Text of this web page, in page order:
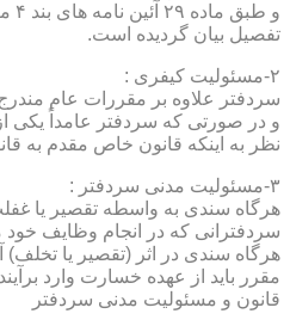
تفصیل بیان گردیده است.
۲-مسئولیت کیفری :
سردفتر علاوه بر مقررات عام مندرج در قانون مجازات
و در صورتی که سردفتر عامداً یکی
نظر به اینکه قانون خاص مقدم به
۳-مسئولیت مدنی سردفتر :
هرگاه سندی به واسطه تقصیر یا
سردفترانی که در انجام وظایف
هرگاه سندی در اثر (تقصیر یا تخلف)
مقرر باید از عهده خسارت وارد
قانون و مسئولیت مدنی سردفتر